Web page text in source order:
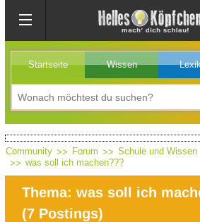
Startseite Wissen
Community Forum
Schule und Wissen
was soll ich machen???
Thema: was soll ich
(7 Postings)